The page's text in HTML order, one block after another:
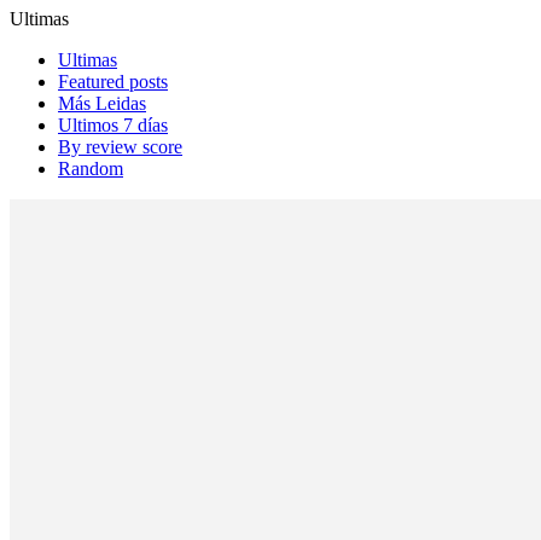
Ultimas
Ultimas
Featured posts
Más Leidas
Ultimos 7 días
By review score
Random